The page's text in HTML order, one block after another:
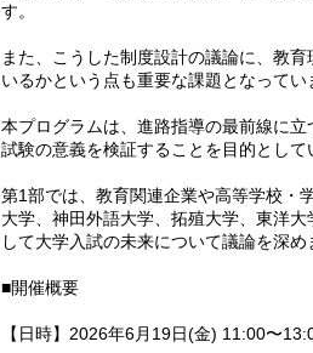
す。
また、こうした制度設計の議論に、教
いるかという点も重要な課題となってい
本プログラムは、進路指導の最前線に
試験の意義を検証することを目的として
第1部では、教育関連企業や高等学校・
大学、神田外語大学、拓殖大学、東洋
して大学入試の未来について議論を深め
■開催概要
【日時】2026年6月19日(金) 11:00〜